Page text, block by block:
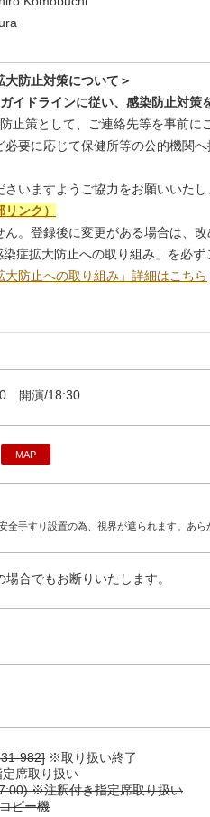
防止対策について＞
イドラインに従い、感染防止対策
止策として、ご連絡先等を事前に
要に応じて保健所等の公的機関
いますようご協力をお願いいたし
ンク）
。登録後に変更がある場合は、改
症拡大防止への取り組み」を必ず
大防止への取り組み」詳細はこちら
開演/18:30
MAP
全手すり設置の為、視界が遮られます。あら
合でもお断りいたします。
982] ※取り扱い終了
席取り扱い
※注釈付き指定席取り扱い
ピー機